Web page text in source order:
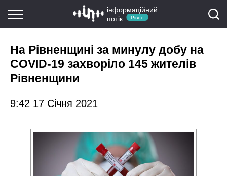
інформаційний
потік
Рівне
На Рівненщині за минулу добу на
COVID-19 захворіло 145 жителів
Рівненщини
9:42 17 Січня 2021